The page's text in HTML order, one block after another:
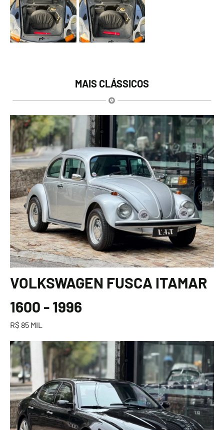
MAIS CLÁSSICOS
VOLKSWAGEN FUSCA ITAMAR
1600 - 1996
R$ 85 MIL